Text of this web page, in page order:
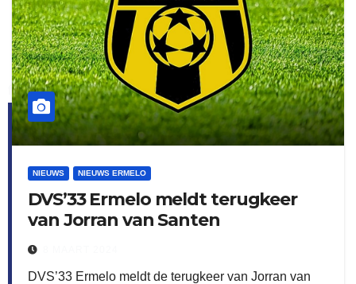
kleijer
flitsmeister
NIEUWS NIEUWS ERMELO
DVS’33 Ermelo meldt terugkeer
van Jorran van Santen
DVS’33 Ermelo meldt de terugkeer van Jorran van